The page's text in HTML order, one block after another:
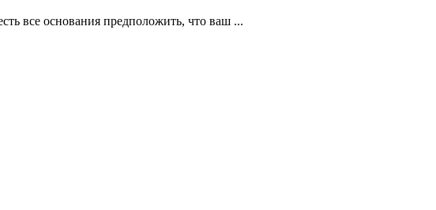
все основания предположить, что ваш ...